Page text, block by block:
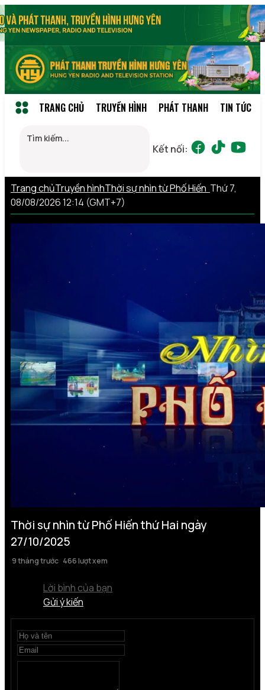
TRANG CHỦ TRUYỀN HÌNH PHÁT THANH TIN TỨC
Kết nối:
Trang chủTruyền hìnhThời sự nhìn từ Phố Hiến Thứ 7,
08/08/2026 12:14 (GMT+7)
Thời sự nhìn từ Phố Hiến thứ Hai ngày
27/10/2025
9 tháng trước 466 lượt xem
Lời bình của bạn
Gửi ý kiến